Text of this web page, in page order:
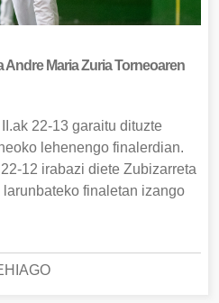
Andre Maria Zuria Torneoaren
22-13 garaitu dituzte
lehenengo finalerdian.
12 irabazi diete Zubizarreta
larunbateko finaletan izango